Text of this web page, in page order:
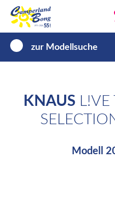
zur Modellsuche
KNAUSL!VE
Modell